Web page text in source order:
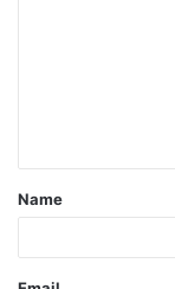
t
*
Name